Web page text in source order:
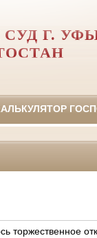
Г.
торжественное